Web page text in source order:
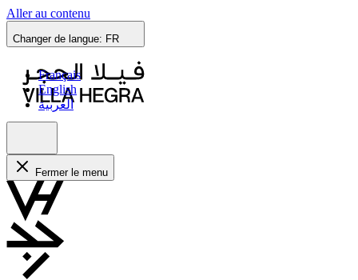
Aller au contenu
Changer de langue: FR
Français
English
العربية
Fermer le menu